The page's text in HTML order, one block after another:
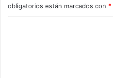
obligatorios están marcados con *